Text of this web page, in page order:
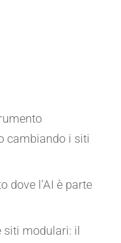
cambiando i siti
dove l’AI è parte
siti modulari: il